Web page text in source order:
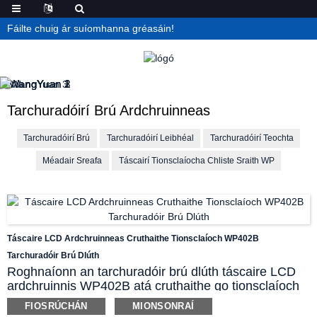
Fáilte chuig ár suíomhanna gréasáin!
Tarchuradóirí Brú Ardchruinneas
Tarchuradóirí Brú Tarchuradóirí Leibhéal Tarchuradóirí Teochta
Méadair Sreafa Táscairí Tionsclaíocha Chliste Sraith WP
Táscaire LCD Ardchruinneas Cruthaithe Tionsclaíoch WP402B
Tarchuradóir Brú Dlúth
Roghnaíonn an tarchuradóir brú dlúth táscaire LCD
ardchruinnis WP402B atá cruthaithe go tionsclaíoch
comhpháirt braite ardchruinnis chun cinn. Déantar an
fhriotaíocht le haghaidh cúitimh teochta ar an
FIOSRÚCHÁN MIONSONRAÍ